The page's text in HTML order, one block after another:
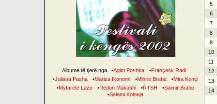
Albume të tjerë nga •Agim Poshka •Françesk Radi
•Juliana Pasha •Mariza Ikonomi •Mihrie Braha •Mira Konçi
•Myfarete Laze •Redon Makashi •RTSH •Saimir Braho
•Selami Kolonja
5
6
7
8
9
10
11
12
13
14